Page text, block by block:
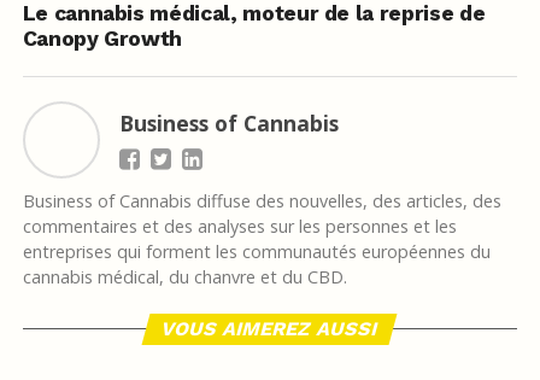
Le cannabis médical, moteur de la reprise de
Canopy Growth
Business of Cannabis
Business of Cannabis diffuse des nouvelles, des articles, des
commentaires et des analyses sur les personnes et les
entreprises qui forment les communautés européennes du
cannabis médical, du chanvre et du CBD.
VOUS AIMEREZ AUSSI